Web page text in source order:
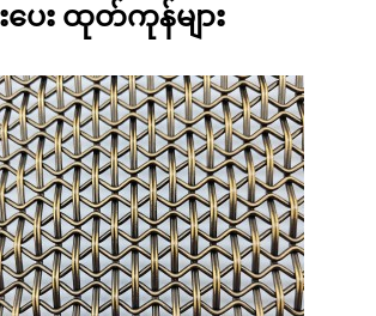
ေး ထုတ်ကုန်များ